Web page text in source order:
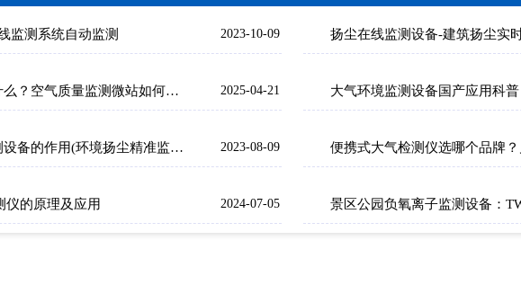
监测系统自动监测 2023-10-09 扬尘在线监测设备-建筑扬尘实
四气两尘是什么？空气质量监测微站如何实现4+2精准治污？ 2025-04-21 大气环境监测设备国产应用科普
建筑扬尘监测设备的作用(环境扬尘精准监测设备) 2023-08-09
仪的原理及应用 2024-07-05